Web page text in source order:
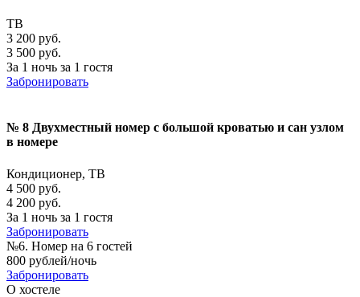
ТВ
3 200 руб.
3 500 руб.
За 1 ночь за 1 гостя
Забронировать
№ 8 Двухместный номер с большой кроватью и сан узлом
в номере
Кондиционер, ТВ
4 500 руб.
4 200 руб.
За 1 ночь за 1 гостя
Забронировать
№6. Номер на 6 гостей
800 рублей/ночь
Забронировать
О хостеле